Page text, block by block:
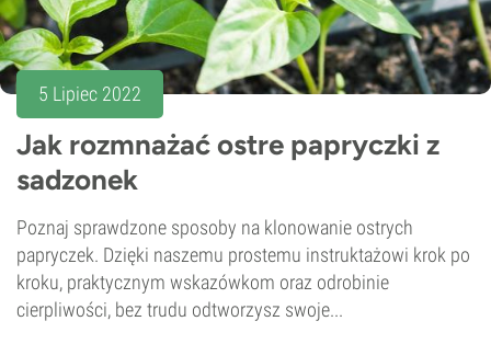
5 Lipiec 2022
Jak rozmnażać ostre papryczki z
sadzonek
Poznaj sprawdzone sposoby na klonowanie ostrych
papryczek. Dzięki naszemu prostemu instruktażowi krok po
kroku, praktycznym wskazówkom oraz odrobinie
cierpliwości, bez trudu odtworzysz swoje...